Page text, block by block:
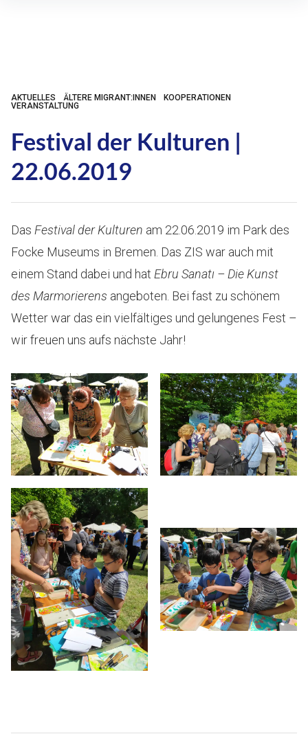
AKTUELLES ÄLTERE MIGRANT:INNEN
KOOPERATIONEN
VERANSTALTUNG
Festival der Kulturen |
22.06.2019
Das Festival der Kulturen am 22.06.2019 im Park des
Focke Museums in Bremen. Das ZIS war auch mit
einem Stand dabei und hat Ebru Sanatı – Die Kunst
des Marmorierens angeboten. Bei fast zu schönem
Wetter war das ein vielfältiges und gelungenes Fest –
wir freuen uns aufs nächste Jahr!